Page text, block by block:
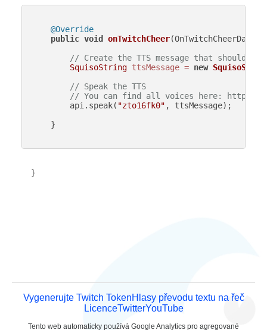
@Override
public void onTwitchCheer
// Create the TTS message that should be
SquisoString ttsMessage = new
// Speak the TTS
// You can find all voices here: https://
        api.speak(
"zto16fk0" , ttsMessage);
    }
}
Vygenerujte Twitch TokenHlasy převodu textu na řeč
LicenceTwitterYouTube
Tento web automaticky používá Google Analytics pro agregované